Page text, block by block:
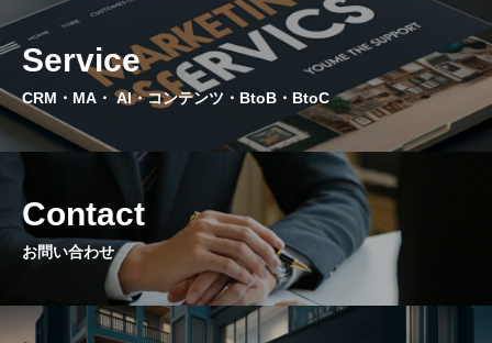
NEWS
ニュース｜国内外の最新マーケティング情報
PRIVACY POLICY
プライバシーポリシー｜個人情報保護と法令遵守について
特定商取引法に基づく表記
Service
CRM・MA・ AI・コンテンツ・BtoB・BtoC
Contact
お問い合わせ